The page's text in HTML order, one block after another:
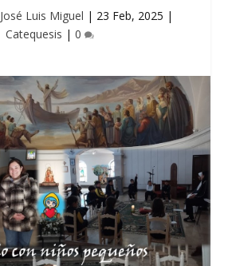
José Luis Miguel | 23 Feb, 2025 |
Catequesis | 0